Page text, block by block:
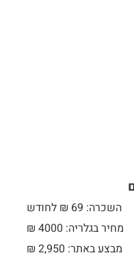
השכרה: 69 ₪ לחודש
מחיר בגלריה: 4000 ₪
מבצע באתר:
₪ 2,950